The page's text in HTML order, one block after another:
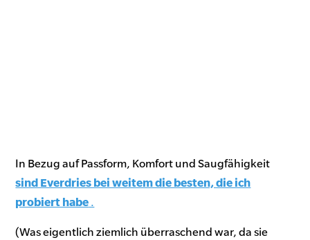
In Bezug auf Passform, Komfort und Saugfähigkeit
sind Everdries bei weitem die besten, die ich
probiert habe .
(Was eigentlich ziemlich überraschend war, da sie